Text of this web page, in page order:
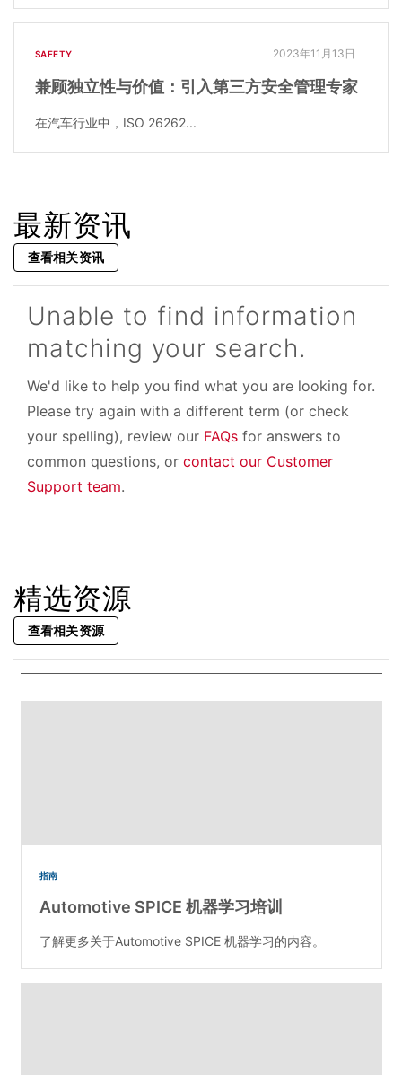
SAFETY 2023年11月13日
兼顾独立性与价值：引入第三方安全管理专家
在汽车行业中，ISO 26262...
最新资讯
查看相关资讯
Unable to find information
matching your search.
We'd like to help you find what you are looking for.
Please try again with a different term (or check
your spelling), review our FAQs for answers to
common questions, or contact our Customer
Support team.
精选资源
查看相关资源
指南
Automotive SPICE 机器学习培训
了解更多关于Automotive SPICE 机器学习的内容。